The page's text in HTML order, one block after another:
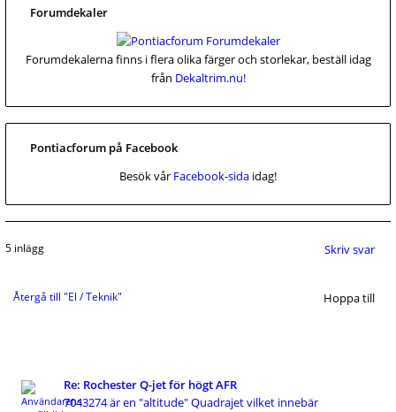
Forumdekaler
Forumdekalerna finns i flera olika färger och storlekar, beställ idag
från Dekaltrim.nu!
Pontiacforum på Facebook
Besök vår Facebook-sida idag!
5 inlägg Skriv svar
Återgå till "El / Teknik" Hoppa till
Re: Rochester Q-jet för högt AFR
7043274 är en "altitude" Quadrajet vilket innebär